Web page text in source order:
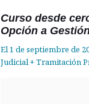
Curso desde
Opción a
El 1 de septiembre de
Judicial + Tramitación